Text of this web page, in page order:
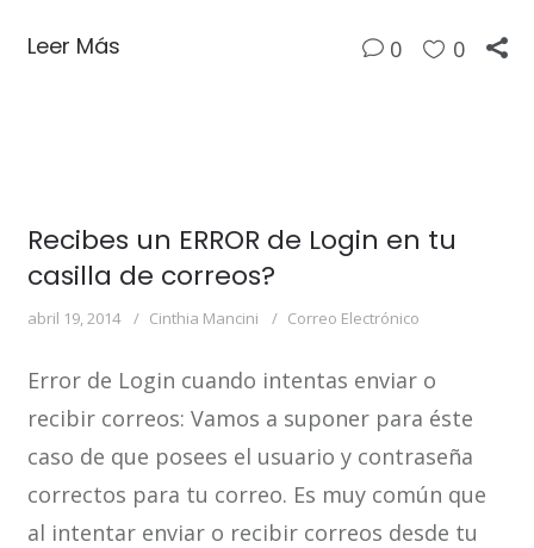
Leer Más 0 0
Recibes un ERROR de Login en tu
casilla de correos?
abril 19, 2014 Cinthia Mancini Correo Electrónico
Error de Login cuando intentas enviar o
recibir correos: Vamos a suponer para éste
caso de que posees el usuario y contraseña
correctos para tu correo. Es muy común que
al intentar enviar o recibir correos desde tu